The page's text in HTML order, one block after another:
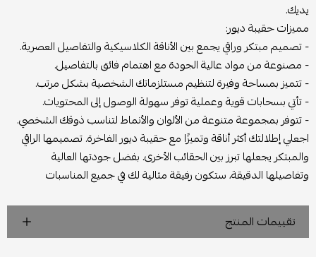
يديك.
مميزات حقيبة ديور:
- تصميم مبتكر وراقي يجمع بين الأناقة الكلاسيكية والتفاصيل العصرية.
- مصنوعة من مواد عالية الجودة مع اهتمام فائق بالتفاصيل.
- تتميز بمساحة وفيرة لتنظيم مستلزماتك الشخصية بشكل مرتب.
- تأتي بسحابات قوية وعملية توفر سهولة الوصول إلى المحتويات.
- تتوفر بمجموعة متنوعة من الألوان والأنماط لتناسب ذوقك الشخصي.
اجعلي إطلالتك أكثر أناقة وتميزًا مع حقيبة ديور الفاخرة. تصميمها الراقي
والمبتكر يجعلها تبرز بين الحقائب الأخرى. بفضل جودتها العالية
وتفاصيلها الدقيقة، ستكون رفيقة مثالية لك في جميع المناسبات
تقييمات المنتج